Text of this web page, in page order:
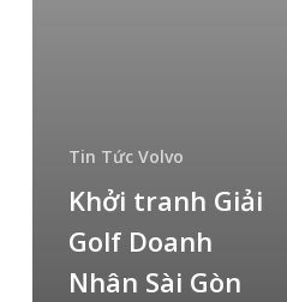
Tin Tức Volvo
Khởi tranh Giải
Golf Doanh
Nhân Sài Gòn